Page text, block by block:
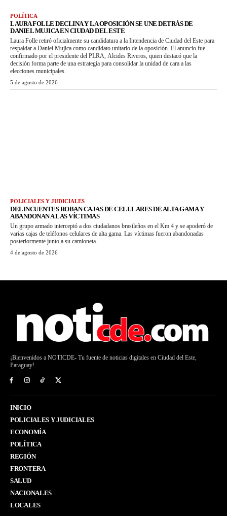
POLÍTICA
LAURA FOLLE DECLINA Y LA OPOSICIÓN SE UNE DETRÁS DE
DANIEL MUJICA EN CIUDAD DEL ESTE
Laura Folle retiró oficialmente su candidatura a la Intendencia de Ciudad del Este para
respaldar a Daniel Mujica como candidato unitario de la oposición. El anuncio fue
confirmado por el presidente del PLRA, Alcides Riveros, quien destacó que la
decisión forma parte de una estrategia para consolidar la unidad de cara a las
elecciones municipales.
5 de agosto de 2026
POLICIALES Y JUDICIALES
DELINCUENTES ROBAN CAJAS DE CELULARES DE ALTA GAMA Y
ABANDONAN A LAS VÍCTIMAS
Un grupo armado interceptó a dos ciudadanos brasileños en el Km 4 y se apoderó de
varias cajas de teléfonos celulares de alta gama. Las víctimas fueron abandonadas
posteriormente junto a su camioneta.
4 de agosto de 2026
¡Bienvenidos a NOTICDE- Tu fuente de noticias digitales en Ciudad del Este,
Paraguay!.
INICIO
POLICIALES Y JUDICIALES
ECONOMÍA
POLÍTICA
REGIÓN
FRONTERA
SALUD
NACIONALES
LOCALES